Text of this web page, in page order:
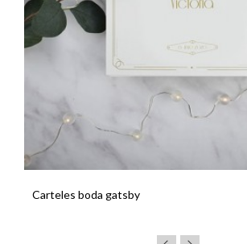
Carteles boda gatsby